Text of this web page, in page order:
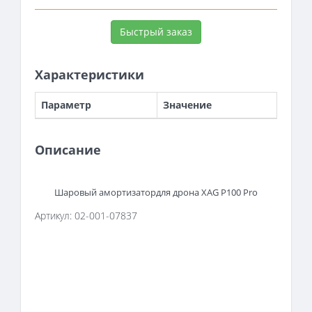
Быстрый заказ
Характеристики
Параметр Значение
Описание
Шаровый амортизатордля дрона XAG P100 Pro
Артикул: 02-001-07837